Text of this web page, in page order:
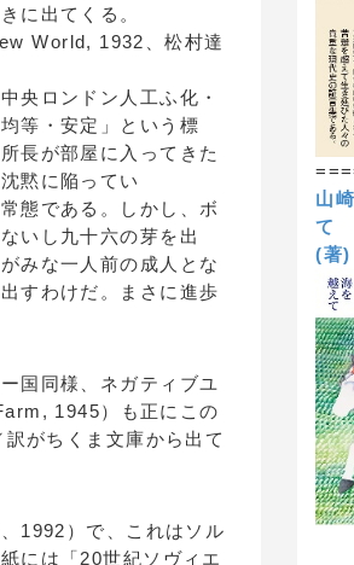
に出てくる。
World, 1932、松村達
央ロンドン人工ふ化・
等・安定」という標
長が部屋に入ってきた
黙に陥ってい
態である。しかし、ボ
いし九十六の芽を出
みな一人前の成人とな
すわけだ。まさに進歩
国同様、ネガティブユ
1945）も正にこの
がちくま文庫から出て
1992）で、これはソル
には「20世紀ソヴィエ
山
て
(著)